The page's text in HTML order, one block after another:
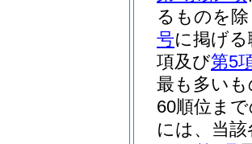
るものを
号に掲げ
項及び第5
最も多い
60順位ま
には、当